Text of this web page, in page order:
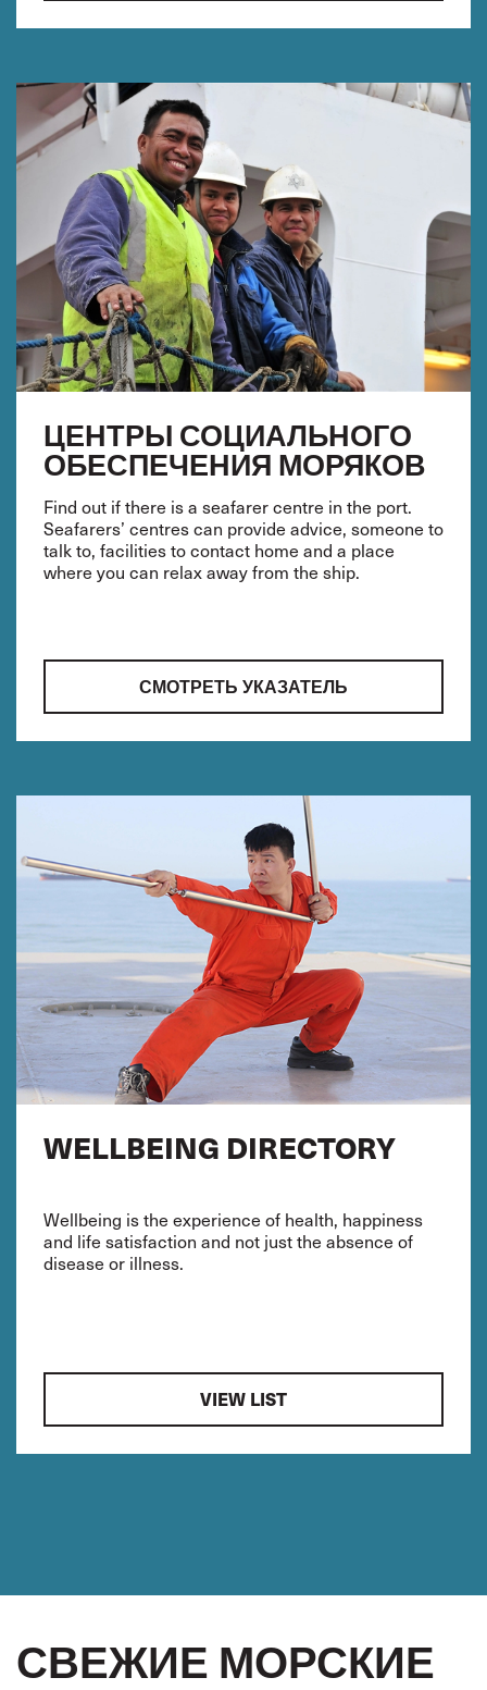
ЦЕНТРЫ СОЦИАЛЬНОГО
ОБЕСПЕЧЕНИЯ МОРЯКОВ
Find out if there is a seafarer centre in the port.
Seafarers’ centres can provide advice, someone to
talk to, facilities to contact home and a place
where you can relax away from the ship.
СМОТРЕТЬ УКАЗАТЕЛЬ
WELLBEING DIRECTORY
Wellbeing is the experience of health, happiness
and life satisfaction and not just the absence of
disease or illness.
VIEW LIST
СВЕЖИЕ МОРСКИЕ